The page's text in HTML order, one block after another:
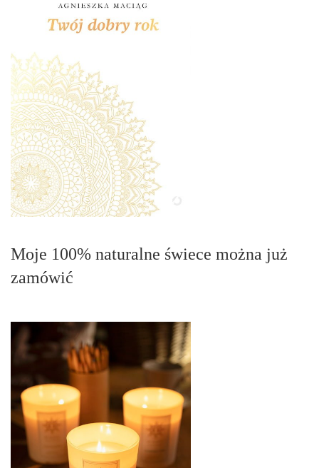
Moje 100% naturalne świece można już
zamówić